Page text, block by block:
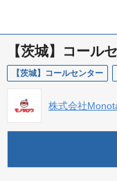
【茨城】コール
【茨城】コールセンター
株式会社